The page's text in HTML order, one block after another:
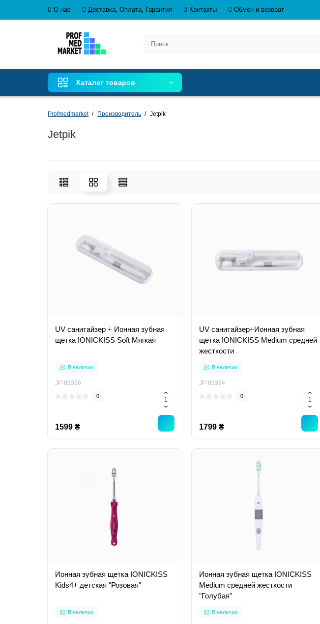
О нас Доставка, Оплата, Гарантия Контакты Обмен и возврат
Каталог товаров
Profmedmarket Производитель Jetpik
Jetpik
UV санитайзер + Ионная зубная
щетка IONICKISS Soft Мягкая
В наличии
JP-83396
0
1599 ₴
UV санитайзер+Ионная зубная
щетка IONICKISS Medium средней
жесткости
В наличии
JP-83394
0
1799 ₴
Ионная зубная щетка IONICKISS
Kids4+ детская "Розовая"
В наличии
Ионная зубная щетка IONICKISS
Medium средней жесткости
"Голубая"
В наличии